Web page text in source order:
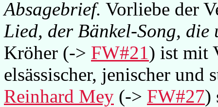
Absagebrief. Vorliebe der
Lied, der Bänkel-Song, die
Kröher (-> FW#21) ist mit
elsässischer, jenischer und
Reinhard Mey (-> FW#27)